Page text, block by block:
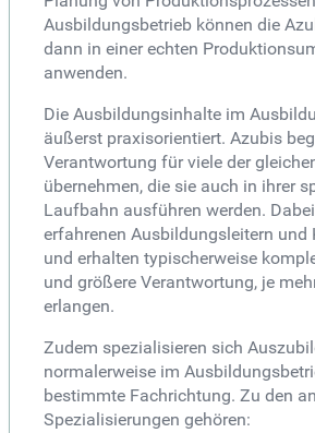
Ausbildungsbetrieb können die
dann in einer echten
anwenden.
Die Ausbildungsinhalte im
äußerst praxisorientiert. Azubis
Verantwortung für viele der
übernehmen, die sie auch in ihrer
Laufbahn ausführen werden.
erfahrenen Ausbildungsleitern und
und erhalten typischerweise
und größere Verantwortung, je
erlangen.
Zudem spezialisieren sich
normalerweise im
bestimmte Fachrichtung. Zu den
Spezialisierungen gehören: